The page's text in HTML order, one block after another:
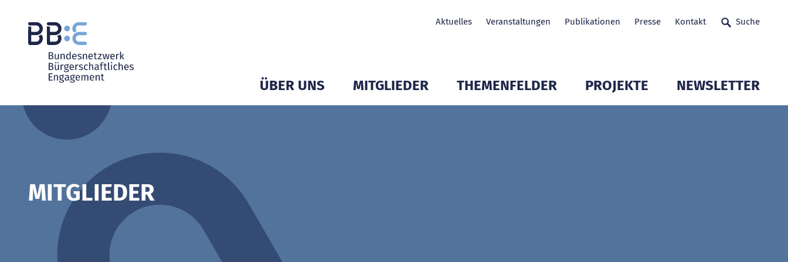
Aktuelles Veranstaltungen Publikationen Presse Kontakt Suche
ÜBER UNS MITGLIEDER THEMENFELDER PROJEKTE NEWSLETTER
MITGLIEDER